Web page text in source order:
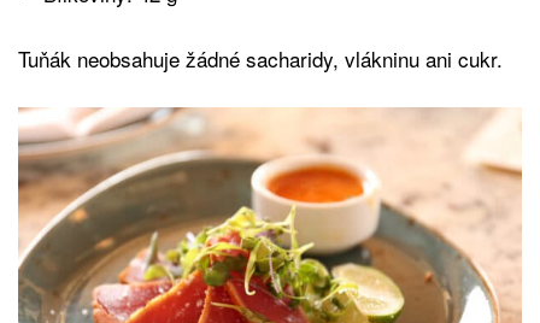
Tuňák neobsahuje žádné sacharidy, vlákninu ani cukr.